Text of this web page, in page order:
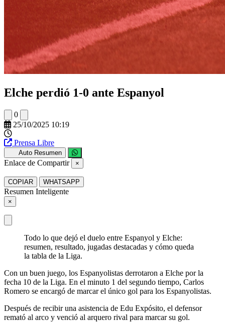
Elche perdió 1-0 ante Espanyol
0
25/10/2025 10:19
Prensa Libre
Auto Resumen
Enlace de Compartir ×
COPIAR WHATSAPP
Resumen Inteligente
×
Todo lo que dejó el duelo entre Espanyol y Elche:
resumen, resultado, jugadas destacadas y cómo queda
la tabla de la Liga.
Con un buen juego, los Espanyolistas derrotaron a Elche por la
fecha 10 de la Liga. En el minuto 1 del segundo tiempo, Carlos
Romero se encargó de marcar el único gol para los Espanyolistas.
Después de recibir una asistencia de Edu Expósito, el defensor
remató al arco y venció al arquero rival para marcar su gol.